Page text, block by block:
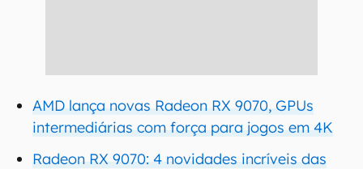
AMD lança novas Radeon RX 9070, GPUs
intermediárias com força para jogos em 4K
Radeon RX 9070: 4 novidades incríveis das